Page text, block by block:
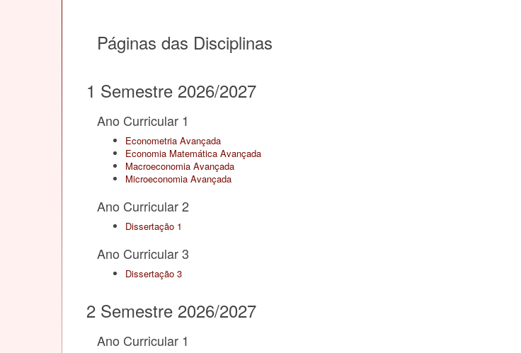
Páginas das Disciplinas
1 Semestre 2026/2027
Ano Curricular 1
Econometria Avançada
Economia Matemática Avançada
Macroeconomia Avançada
Microeconomia Avançada
Ano Curricular 2
Dissertação 1
Ano Curricular 3
Dissertação 3
2 Semestre 2026/2027
Ano Curricular 1